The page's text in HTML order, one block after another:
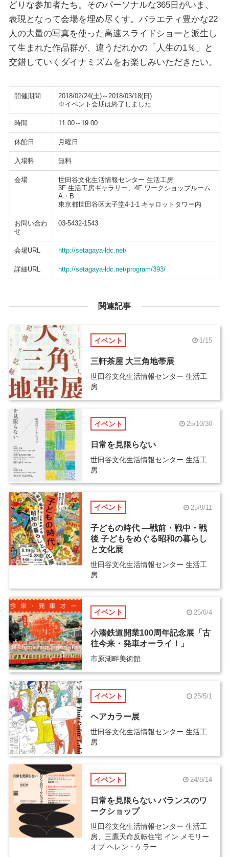
どりな参加者たち。そのパーソナルな365日がいま、
表現となって会場を埋め尽くす。バラエティ豊かな22
人の大量の写真を使った高速スライドショーと派生し
て生まれた作品群が、違うだれかの「人生の1％」と
交錯していくダイナミズムをお楽しみいただきたい。
開催期間
2018/02/24(土)～2018/03/18(日)
※イベント会期は終了しました
時間 11:00～19:00
休館日 月曜日
入場料 無料
会場
世田谷文化生活情報センター 生活工房
3F 生活工房ギャラリー、4F ワークショップルーム
A・B
東京都世田谷区太子堂4-1-1 キャロットタワー内
お問い合わ
せ
03-5432-1543
会場URL http://setagaya-ldc.net/
詳細URL http://setagaya-ldc.net/program/393/
関連記事
イベント 1/15
三軒茶屋 大三角地帯展
世田谷文化生活情報センター 生活工
房
イベント 25/10/30
日常を見限らない
世田谷文化生活情報センター 生活工
房
イベント 25/9/11
子どもの時代 ―戦前・戦中・戦
後 子どもをめぐる昭和の暮らし
と文化展
世田谷文化生活情報センター 生活工
房
イベント 25/6/4
小湊鉄道開業100周年記念展「古
往今来・発車オーライ！」
市原湖畔美術館
イベント 25/5/1
ヘアカラー展
世田谷文化生活情報センター 生活工
房
イベント 24/8/14
日常を見限らない バランスのワ
ークショップ
世田谷文化生活情報センター 生活工
房、三鷹天命反転住宅 イン メモリー
オブ ヘレン・ケラー